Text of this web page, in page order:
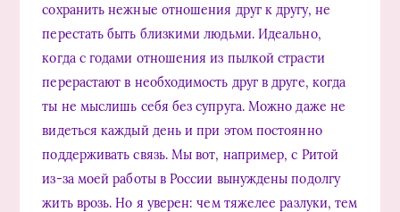
сохранить нежные отношения друг к другу, не
перестать быть близкими людьми. Идеально,
когда с годами отношения из пылкой страсти
перерастают в необходимость друг в друге, когда
ты не мыслишь себя без супруга. Можно даже не
видеться каждый день и при этом постоянно
поддерживать связь. Мы вот, например, с Ритой
из-за моей работы в России вынуждены подолгу
жить врозь. Но я уверен: чем тяжелее разлуки, тем